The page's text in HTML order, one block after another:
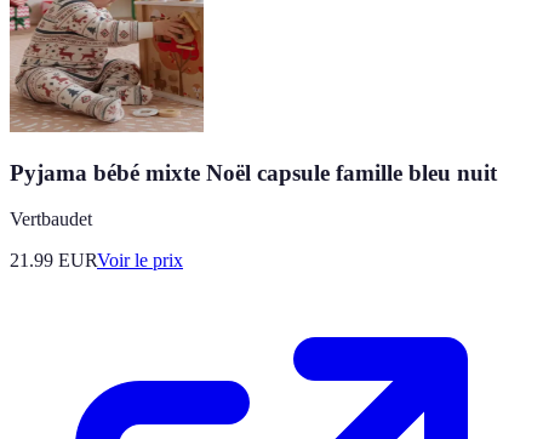
Pyjama bébé mixte Noël capsule famille bleu nuit
Vertbaudet
21.99 EURVoir le prix